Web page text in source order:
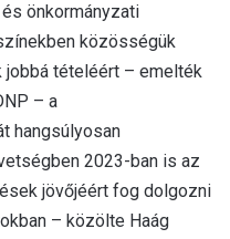
önkormányzati
közösségük
tételéért – emelték
– a
hangsúlyosan
2023-ban is az
jövőjéért fog dolgozni
– közölte Haág